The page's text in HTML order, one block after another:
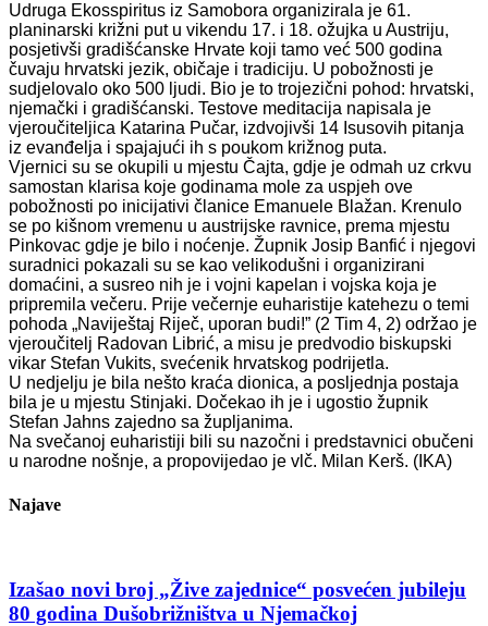
Udruga Ekosspiritus iz Samobora organizirala je 61.
planinarski križni put u vikendu 17. i 18. ožujka u Austriju,
posjetivši gradišćanske Hrvate koji tamo već 500 godina
čuvaju hrvatski jezik, običaje i tradiciju. U pobožnosti je
sudjelovalo oko 500 ljudi. Bio je to trojezični pohod: hrvatski,
njemački i gradišćanski. Testove meditacija napisala je
vjeroučiteljica Katarina Pučar, izdvojivši 14 Isusovih pitanja
iz evanđelja i spajajući ih s poukom križnog puta.
Vjernici su se okupili u mjestu Čajta, gdje je odmah uz crkvu
samostan klarisa koje godinama mole za uspjeh ove
pobožnosti po inicijativi članice Emanuele Blažan. Krenulo
se po kišnom vremenu u austrijske ravnice, prema mjestu
Pinkovac gdje je bilo i noćenje. Župnik Josip Banfić i njegovi
suradnici pokazali su se kao velikodušni i organizirani
domaćini, a susreo nih je i vojni kapelan i vojska koja je
pripremila večeru. Prije večernje euharistije katehezu o temi
pohoda „Naviještaj Riječ, uporan budi!” (2 Tim 4, 2) održao je
vjeroučitelj Radovan Librić, a misu je predvodio biskupski
vikar Stefan Vukits, svećenik hrvatskog podrijetla.
U nedjelju je bila nešto kraća dionica, a posljednja postaja
bila je u mjestu Stinjaki. Dočekao ih je i ugostio župnik
Stefan Jahns zajedno sa župljanima.
Na svečanoj euharistiji bili su nazočni i predstavnici obučeni
u narodne nošnje, a propovijedao je vlč. Milan Kerš. (IKA)
Najave
Izašao novi broj „Žive zajednice“ posvećen jubileju
80 godina Dušobrižništva u Njemačkoj